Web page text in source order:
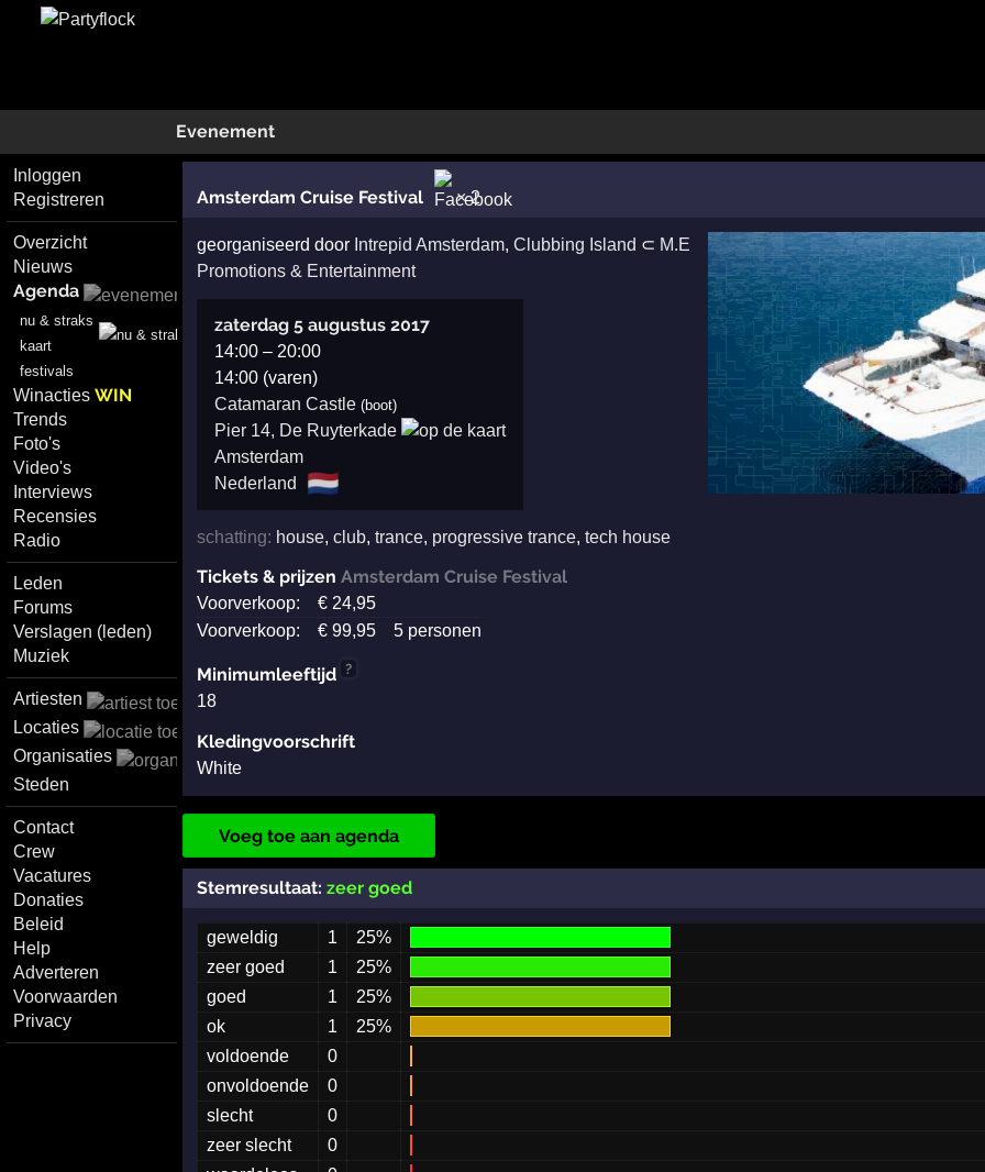
Evenement
Inloggen
Registreren
Overzicht
Nieuws
Agenda
nu & straks
kaart
festivals
WinactiesWIN
Trends
Foto's
Video's
Interviews
Recensies
Radio
Leden
Forums
Verslagen (leden)
Muziek
Artiesten
Locaties
Organisaties
Steden
Contact
Crew
Vacatures
Donaties
Beleid
Help
Adverteren
Voorwaarden
Privacy
Amsterdam Cruise Festival × 2
georganiseerd door Intrepid Amsterdam, Clubbing Island ⊂ M.E
Promotions & Entertainment
zaterdag 5 augustus 2017
14:00– 20:00
14:00 (varen)
Catamaran Castle (boot)
Pier 14, De Ruyterkade
Amsterdam
Nederland
🇳🇱
schatting: house, club, trance, progressive trance, tech house
Tickets & prijzen Amsterdam Cruise Festival
Voorverkoop: € 24,95
Voorverkoop:
€ 99,95 5 personen
Minimumleeftijd ?
18
Kledingvoorschrift
White
Voeg toe aan agenda
Stemresultaat: zeer goed
geweldig 1
25%
zeer goed
1
25%
goed
1
25%
ok
1
25%
voldoende
0
onvoldoende
0
slecht
0
zeer slecht
0